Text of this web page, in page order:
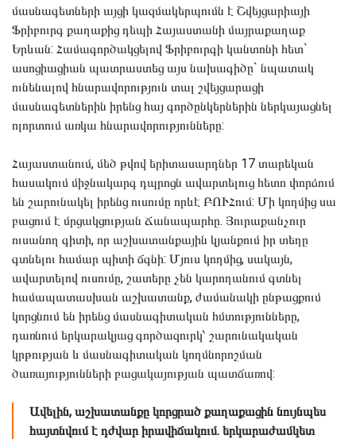
մասնագետների այցի կազմակերպումն է Շվեյցարիայի
Ֆրիբուրգ քաղաքից դեպի Հայաստանի մայրաքաղաք
Երևան: Համագործակցելով Ֆրիբուրգի կանտոնի հետ`
ասոցիացիան պատրաստեց այս նախագիծը` նպատակ
ունենալով հնարավորություն տալ շվեյցարացի
մասնագետներին իրենց հայ գործընկերներին ներկայացնել
ոլորտում առկա հնարավորությունները:
Հայաստանում, մեծ թվով երիտասարդներ 17 տարեկան
հասակում միջնակարգ դպրոցն ավարտելուց հետո փորձում
են շարունակել իրենց ուսումը որևէ ԲՈՒՀում: Մի կողմից սա
բացում է մրցակցության Ճանապարհը. Յուրաքանչուր
ուսանող գիտի, որ աշխատանքային կյանքում իր տեղը
գտնելու համար պիտի ճգնի: Մյուս կողմից, սակայն,
ավարտելով ուսումը, շատերը չեն կարողանում գտնել
համապատասխան աշխատանք, ժամանակի ընթացքում
կորցնում են իրենց մասնագիտական հմտությունները,
դառնում երկարակյաց գործազուրկ՝ շարունակական
կրթության և մասնագիտական կողմնորոշման
ծառայությունների բացակայության պատճառով:
Ավելին, աշխատանքը կորցրած քաղաքացին նույնպես
հայտնվում է դժվար իրավիճակում. երկարաժամկետ